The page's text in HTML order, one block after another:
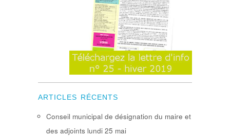
ARTICLES RÉCENTS
Conseil municipal de désignation du maire et
des adjoints lundi 25 mai